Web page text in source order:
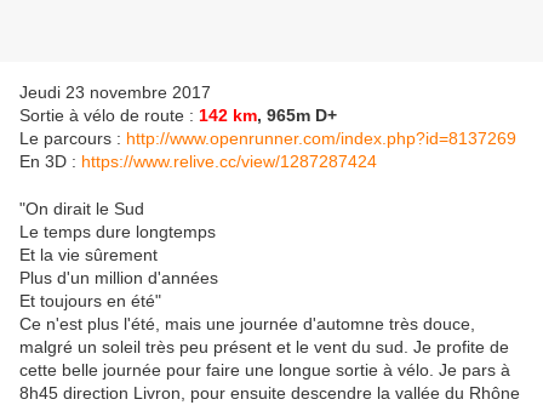
Jeudi 23 novembre 2017
Sortie à vélo de route : 142 km, 965m D+
Le parcours : http://www.openrunner.com/index.php?id=8137269
En 3D : https://www.relive.cc/view/1287287424
"On dirait le Sud
Le temps dure longtemps
Et la vie sûrement
Plus d'un million d'années
Et toujours en été"
Ce n'est plus l'été, mais une journée d'automne très douce,
malgré un soleil très peu présent et le vent du sud. Je profite de
cette belle journée pour faire une longue sortie à vélo. Je pars à
8h45 direction Livron, pour ensuite descendre la vallée du Rhône